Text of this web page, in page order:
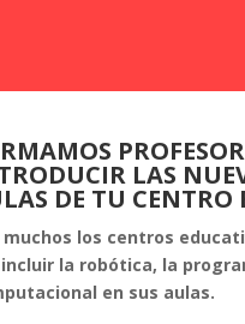
LAS
DE TU CENTRO
muchos los centros
la robótica, la
en sus aulas.